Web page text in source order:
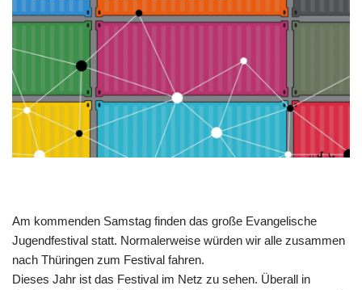
Am kommenden Samstag finden das große Evangelische
Jugendfestival statt. Normalerweise würden wir alle zusammen
nach Thüringen zum Festival fahren.
Dieses Jahr ist das Festival im Netz zu sehen. Überall in